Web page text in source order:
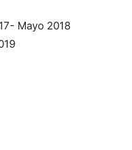
Mayo 2018